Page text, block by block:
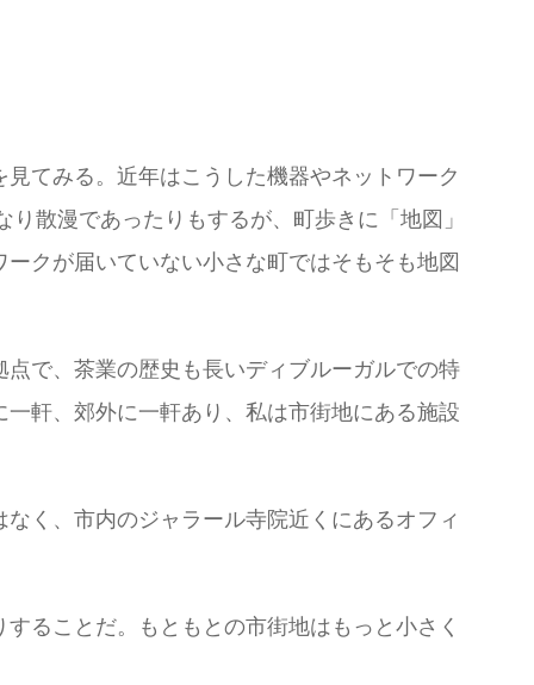
てみる。近年はこうした機器やネットワーク
散漫であったりもするが、町歩きに「地図」
クが届いていない小さな町ではそもそも地図
で、茶業の歴史も長いディブルーガルでの特
軒、郊外に一軒あり、私は市街地にある施設
く、市内のジャラール寺院近くにあるオフィ
ることだ。もともとの市街地はもっと小さく